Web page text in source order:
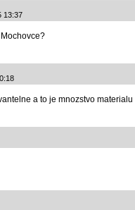
13:37
a to je mnozstvo materialu